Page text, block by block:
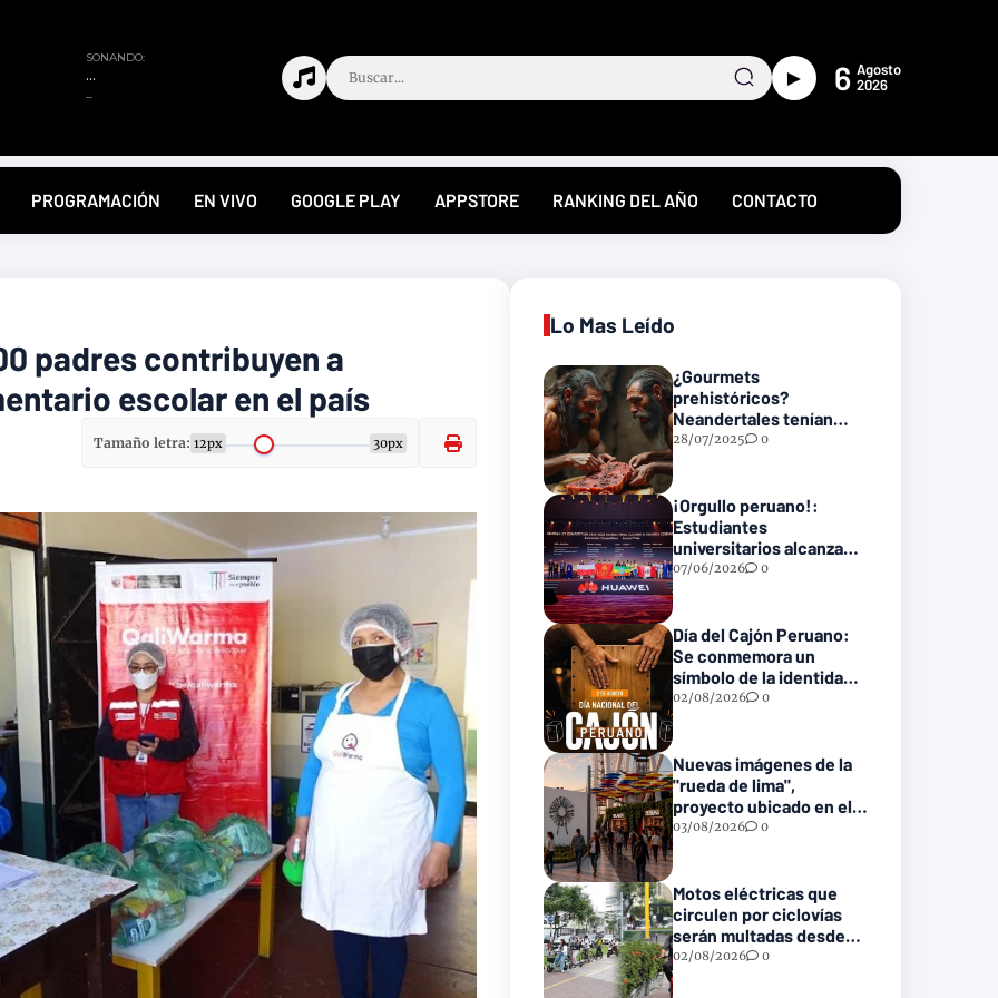
► 6 Agosto
2026
PROGRAMACIÓN EN VIVO GOOGLE PLAY APPSTORE RANKING DEL AÑO CONTACTO
padres contribuyen a
escolar en el país
Tamaño letra: 12px 30px
Lo Mas Leído
¿Gourmets
prehistóricos?
Neandertales tenían
recetas heredadas… y
28/07/2025 0
¡Orgullo peruano!:
Estudiantes
universitarios alcanzan
el podio en la final
07/06/2026 0
Día del Cajón Peruano:
Se conmemora un
símbolo de la identidad
musical nacional
02/08/2026 0
Nuevas imágenes de la
"rueda de lima",
proyecto ubicado en el
parque de la reserva
03/08/2026 0
Motos eléctricas que
circulen por ciclovías
serán multadas desde
S/ 550 a partir de este 2
02/08/2026 0